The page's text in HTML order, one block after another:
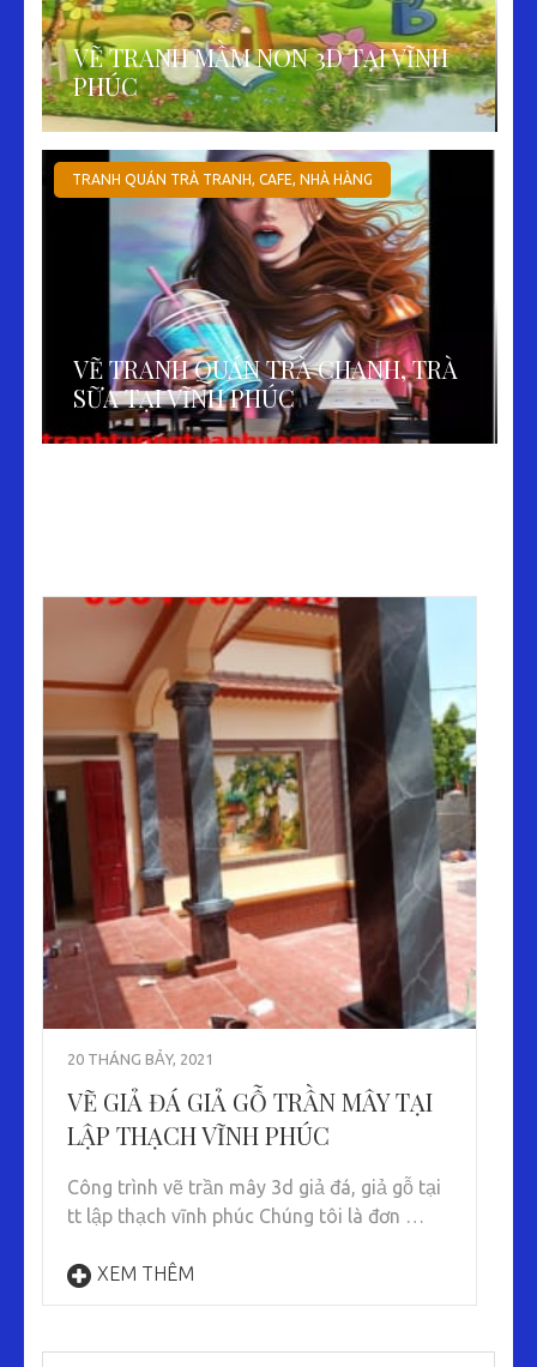
VẼ TRANH MẦM NON 3D TẠI VĨNH
PHÚC
TRANH QUÁN TRÀ TRANH, CAFE, NHÀ HÀNG
VẼ TRANH QUÁN TRÀ CHANH, TRÀ
SỮA TẠI VĨNH PHÚC
20 THÁNG BẢY, 2021
VẼ GIẢ ĐÁ GIẢ GỖ TRẦN MÂY TẠI
LẬP THẠCH VĨNH PHÚC
Công trình vẽ trần mây 3d giả đá, giả gỗ tại
tt lập thạch vĩnh phúc Chúng tôi là đơn …
XEM THÊM